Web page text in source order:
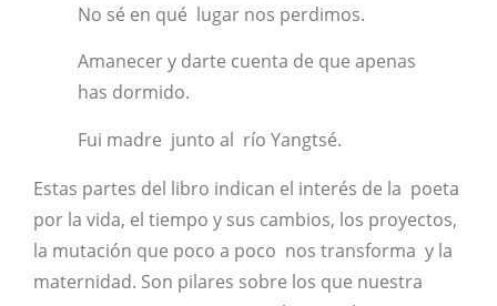
No sé en qué lugar nos perdimos.
Amanecer y darte cuenta de que apenas
has dormido.
Fui madre junto al río Yangtsé.
Estas partes del libro indican el interés de la poeta
por la vida, el tiempo y sus cambios, los proyectos,
la mutación que poco a poco nos transforma y la
maternidad. Son pilares sobre los que nuestra